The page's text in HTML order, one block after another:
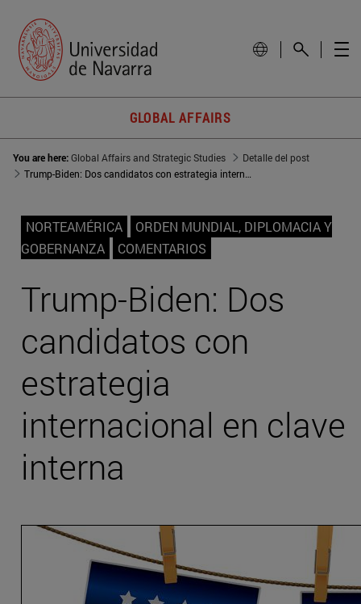
GLOBAL AFFAIRS
You are here:Global Affairs and Strategic Studies
Detalle del post
Trump-Biden: Dos candidatos con estrategia internacional en clave interna
NORTEAMÉRICA
ORDEN MUNDIAL, DIPLOMACIA Y
GOBERNANZA
COMENTARIOS
Trump-Biden: Dos
candidatos con
estrategia
internacional en clave
interna